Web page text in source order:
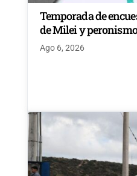
Temporada de
de Milei y
Ago 6, 2026